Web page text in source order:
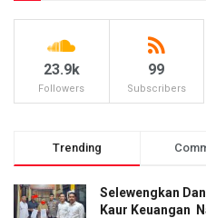
23.9k
Followers
99
Subscribers
Trending
Selewengkan
Kaur Keuangan